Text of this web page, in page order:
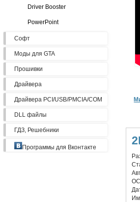
Driver Booster
PowerPoint
Софт
Моды для GTA
Прошивки
Драйвера
Драйвера PCI/USB/PMCIA/COM
DLL файлы
ГДЗ, Решебники
Программы для Вконтакте